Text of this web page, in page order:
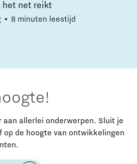
het net reikt
8 minuten leestijd
aan allerlei onderwerpen. Sluit je
op de hoogte van ontwikkelingen